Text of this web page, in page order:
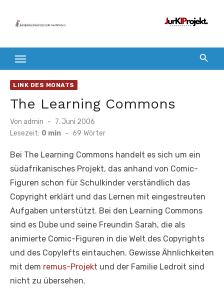
Inhalt
LINK DES MONATS
The Learning Commons
Von admin
Veröffentlicht
am
7. Juni 2006
Lesezeit: 0 min - 69 Wörter
Bei The Learning Commons handelt es sich um ein
südafrikanisches Projekt, das anhand von Comic-
Figuren schon für Schulkinder verständlich das
Copyright erklärt und das Lernen mit eingestreuten
Aufgaben unterstützt. Bei den Learning Commons
sind es Dube und seine Freundin Sarah, die als
animierte Comic-Figuren in die Welt des Copyrights
und des Copylefts eintauchen. Gewisse Ähnlichkeiten
mit dem remus-Projekt und der Familie Ledroit sind
nicht zu übersehen.